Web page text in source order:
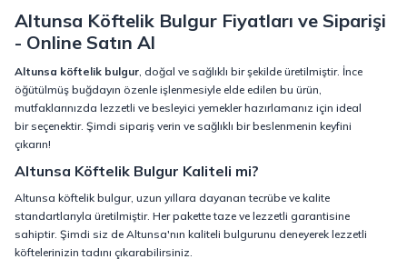
Altunsa Köftelik Bulgur Fiyatları ve Siparişi
- Online Satın Al
Altunsa köftelik bulgur, doğal ve sağlıklı bir şekilde üretilmiştir. İnce
öğütülmüş buğdayın özenle işlenmesiyle elde edilen bu ürün,
mutfaklarınızda lezzetli ve besleyici yemekler hazırlamanız için ideal
bir seçenektir. Şimdi sipariş verin ve sağlıklı bir beslenmenin keyfini
çıkarın!
Altunsa Köftelik Bulgur Kaliteli mi?
Altunsa köftelik bulgur, uzun yıllara dayanan tecrübe ve kalite
standartlarıyla üretilmiştir. Her pakette taze ve lezzetli garantisine
sahiptir. Şimdi siz de Altunsa'nın kaliteli bulgurunu deneyerek lezzetli
köftelerinizin tadını çıkarabilirsiniz.